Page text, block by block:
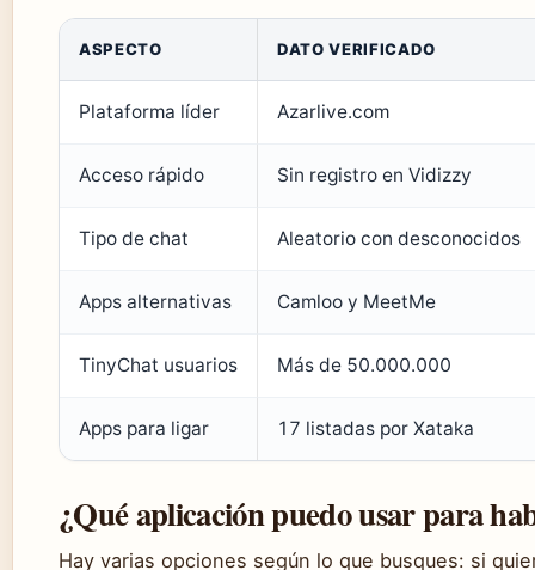
ASPECTO DATO VERIFICADO
Plataforma líder Azarlive.com
Acceso rápido Sin registro en Vidizzy
Tipo de chat Aleatorio con desconocidos
Apps alternativas Camloo y MeetMe
TinyChat usuarios Más de 50.000.000
Apps para ligar 17 listadas por Xataka
¿Qué aplicación puedo usar para
Hay varias opciones según lo que busques: si